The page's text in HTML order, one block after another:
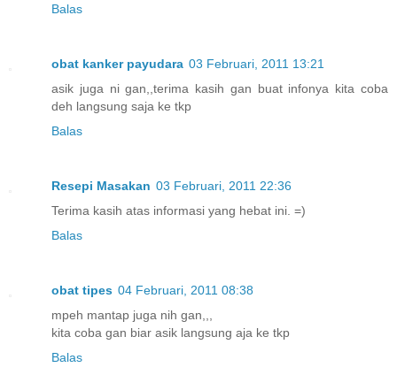
Balas
obat kanker payudara 03 Februari, 2011 13:21
asik juga ni gan,,terima kasih gan buat infonya kita coba
deh langsung saja ke tkp
Balas
Resepi Masakan 03 Februari, 2011 22:36
Terima kasih atas informasi yang hebat ini. =)
Balas
obat tipes 04 Februari, 2011 08:38
mpeh mantap juga nih gan,,,
kita coba gan biar asik langsung aja ke tkp
Balas